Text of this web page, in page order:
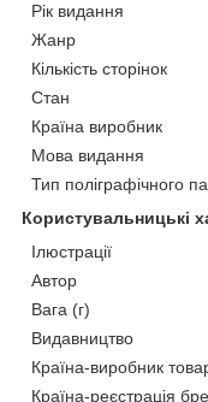
Рік видання
Жанр
Кількість сторінок
Стан
Країна виробник
Мова видання
Тип поліграфічного
Користувальницькі
Ілюстрації
Автор
Вага (г)
Видавництво
Країна-виробник
Країна-реєстрація